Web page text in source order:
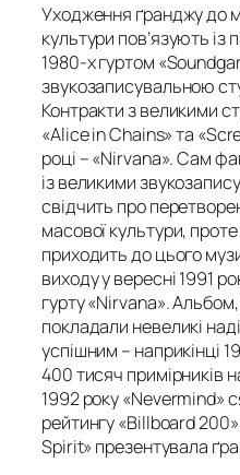
Уходження ґранджу до
культури пов’язують із
1980-х гуртом
звукозаписувальною
Контракти з великими
«Alice in Chains» та
році – «Nirvana». Сам
із великими
свідчить про
масової культури,
приходить до цього
виходу у вересні 1991
гурту «Nirvana».
покладали невеликі
успішним – наприкінці
400 тисяч примірників
1992 року «Nevermind»
рейтингу «Billboard
Spirit» презентувала